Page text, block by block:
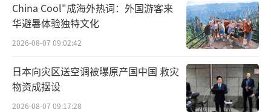
China Cool"成海外热词：外国游客来
华避暑体验独特文化
2026-08-07 09:02:42
日本向灾区送空调被曝原产国中国 救灾
物资成摆设
2026-08-07 09:17:28